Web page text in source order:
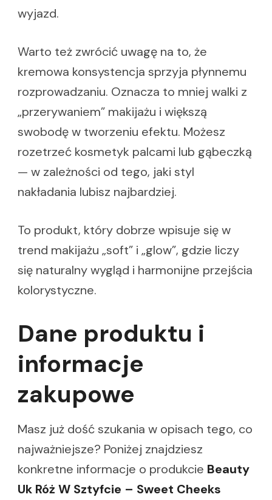
wyjazd.
Warto też zwrócić uwagę na to, że
kremowa konsystencja sprzyja płynnemu
rozprowadzaniu. Oznacza to mniej walki z
„przerywaniem” makijażu i większą
swobodę w tworzeniu efektu. Możesz
rozetrzeć kosmetyk palcami lub gąbeczką
— w zależności od tego, jaki styl
nakładania lubisz najbardziej.
To produkt, który dobrze wpisuje się w
trend makijażu „soft” i „glow”, gdzie liczy
się naturalny wygląd i harmonijne przejścia
kolorystyczne.
Dane produktu i
informacje
zakupowe
Masz już dość szukania w opisach tego, co
najważniejsze? Poniżej znajdziesz
konkretne informacje o produkcie Beauty
Uk Róż W Sztyfcie – Sweet Cheeks